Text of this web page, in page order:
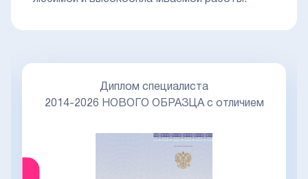
Диплом специалиста
2014-2026 НОВОГО ОБРАЗЦА с отличием